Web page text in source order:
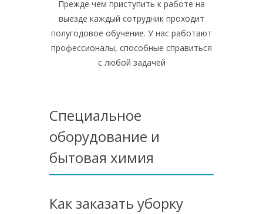
Прежде чем приступить к работе на
выезде каждый сотрудник проходит
полугодовое обучение. У нас работают
профессионалы, способные справиться
с любой задачей
Специальное
оборудование и
бытовая химия
Как заказать уборку